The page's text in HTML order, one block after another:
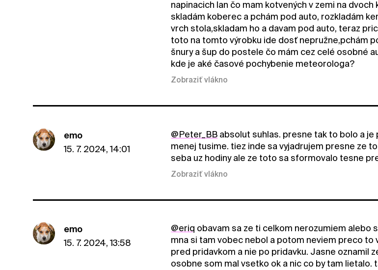
napinacich lan čo mam kotvených v zemi na
skladám koberec a pchám pod auto, rozkladám
vrch stola,skladam ho a davam pod auto, teraz
toto na tomto výrobku ide dosť nepružne,pchám
šnury a šup do postele čo mám cez celé osobné
kde je aké časové pochybenie meteorologa?
Zobraziť vlákno
emo
15. 7. 2024, 14:01
@Peter_BB absolut suhlas. presne tak to bolo a je
menej tusime. tiez inde sa vyjadrujem presne ze
seba uz hodiny ale ze toto sa sformovalo tesne
Zobraziť vlákno
emo
15. 7. 2024, 13:58
@eriq obavam sa ze ti celkom nerozumiem alebo
mna si tam vobec nebol a potom neviem preco to
pred pridavkom a nie po pridavku. Jasne oznamil
osobne som mal vsetko ok a nic co by tam